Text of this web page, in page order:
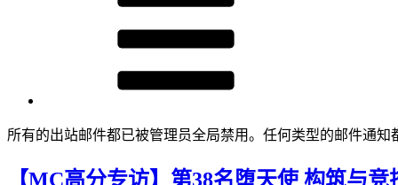
所有的出站邮件都已被管理员全局禁用。任何类型的邮件通知
【MC高分专访】第38名堕天使 构筑与